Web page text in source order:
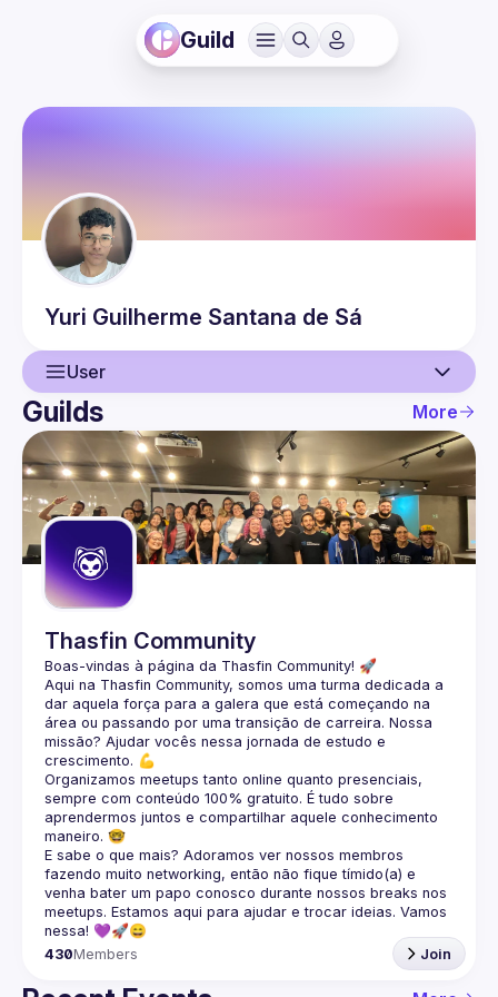
Guild
Yuri Guilherme Santana de Sá
User
User
Events
Guilds
Guilds More
Thasfin Community
Boas-vindas à página da Thasfin Community! 🚀
Aqui na Thasfin Community, somos uma turma dedicada a
dar aquela força para a galera que está começando na
área ou passando por uma transição de carreira. Nossa
missão? Ajudar vocês nessa jornada de estudo e
crescimento. 💪
Organizamos meetups tanto online quanto presenciais,
sempre com conteúdo 100% gratuito. É tudo sobre
aprendermos juntos e compartilhar aquele conhecimento
maneiro. 🤓
E sabe o que mais? Adoramos ver nossos membros
fazendo muito networking, então não fique tímido(a) e
venha bater um papo conosco durante nossos breaks nos
meetups. Estamos aqui para ajudar e trocar ideias. Vamos
nessa! 💜🚀😄
430Members Join